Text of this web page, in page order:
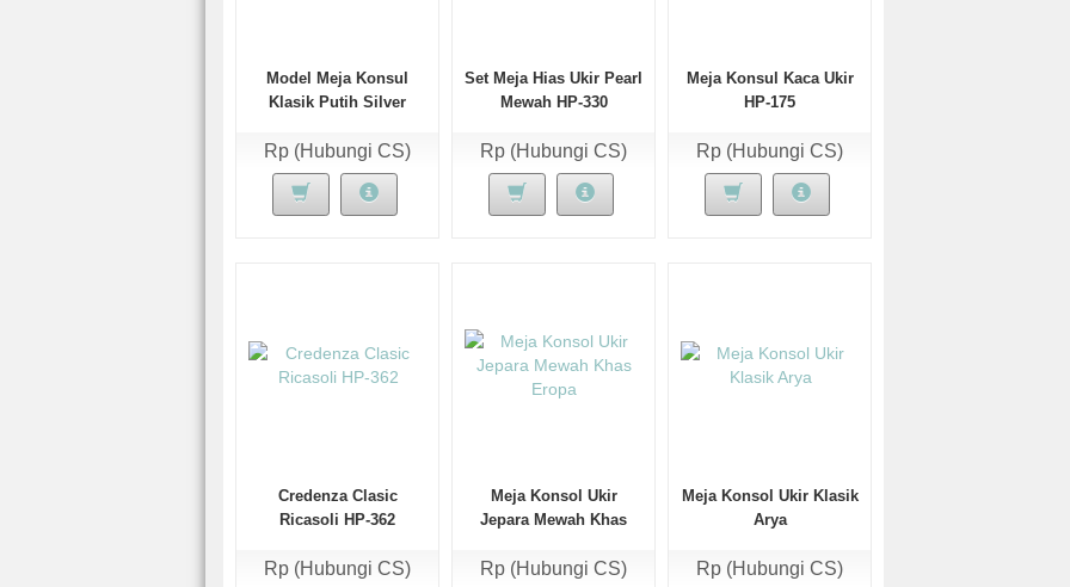
Model Meja Konsul
Klasik Putih Silver
Rp (Hubungi CS)
Set Meja Hias Ukir Pearl
Mewah HP-330
Rp (Hubungi CS)
Meja Konsul Kaca Ukir
HP-175
Rp (Hubungi CS)
Credenza Clasic
Ricasoli HP-362
Rp (Hubungi CS)
Meja Konsol Ukir
Jepara Mewah Khas
Rp (Hubungi CS)
Meja Konsol Ukir Klasik
Arya
Rp (Hubungi CS)